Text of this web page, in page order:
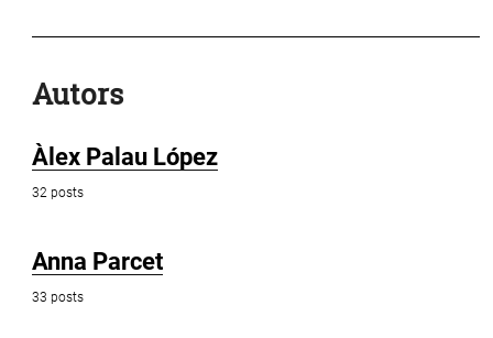
Autors
Àlex Palau López
32 posts
Anna Parcet
33 posts